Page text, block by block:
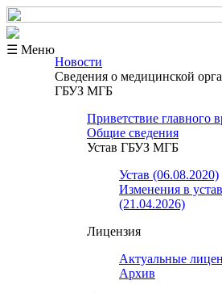
☰ Меню
Новости
Сведения о медицинской
ГБУЗ МГБ
Приветствие главного
Общие сведения
Устав ГБУЗ МГБ
Устав (06.08.2020)
Изменения в устав
(21.04.2026)
Лицензия
Актуальные
Архив